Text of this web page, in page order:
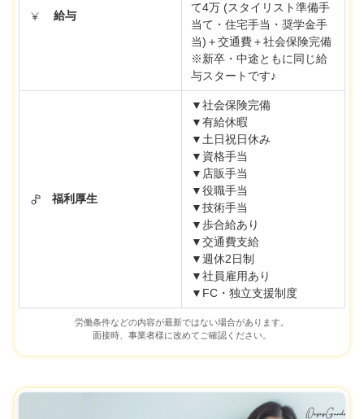
給与
て4万 (スタイリスト準備手
当て・住宅手当・奨学金手
当)＋交通費＋社会保険完備
※新卒・中途ともに同じ給
与スタートです♪
福利厚生
▼社会保険完備
▼有給休暇
▼土日祝日休み
▼資格手当
▼店販手当
▼役職手当
▼技術手当
▼歩合給あり
▼交通費支給
▼週休2日制
▼社員雇用あり
▼FC・独立支援制度
労働条件などの内容が最新ではない場合があります。
面接時、事業者様に改めてご確認ください。